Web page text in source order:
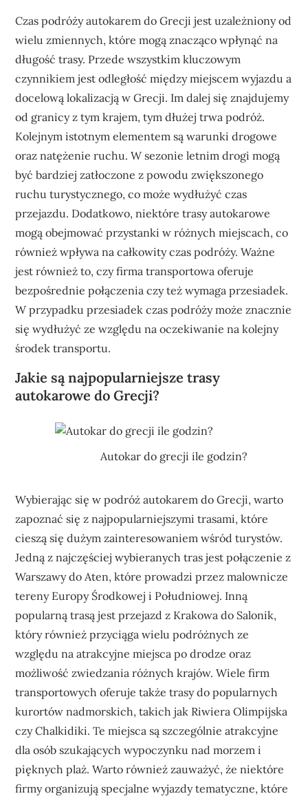
Czas podróży autokarem do Grecji jest uzależniony od
wielu zmiennych, które mogą znacząco wpłynąć na
długość trasy. Przede wszystkim kluczowym
czynnikiem jest odległość między miejscem wyjazdu a
docelową lokalizacją w Grecji. Im dalej się znajdujemy
od granicy z tym krajem, tym dłużej trwa podróż.
Kolejnym istotnym elementem są warunki drogowe
oraz natężenie ruchu. W sezonie letnim drogi mogą
być bardziej zatłoczone z powodu zwiększonego
ruchu turystycznego, co może wydłużyć czas
przejazdu. Dodatkowo, niektóre trasy autokarowe
mogą obejmować przystanki w różnych miejscach, co
również wpływa na całkowity czas podróży. Ważne
jest również to, czy firma transportowa oferuje
bezpośrednie połączenia czy też wymaga przesiadek.
W przypadku przesiadek czas podróży może znacznie
się wydłużyć ze względu na oczekiwanie na kolejny
środek transportu.
Jakie są najpopularniejsze trasy
autokarowe do Grecji?
Autokar do grecji ile godzin?
Wybierając się w podróż autokarem do Grecji, warto
zapoznać się z najpopularniejszymi trasami, które
cieszą się dużym zainteresowaniem wśród turystów.
Jedną z najczęściej wybieranych tras jest połączenie z
Warszawy do Aten, które prowadzi przez malownicze
tereny Europy Środkowej i Południowej. Inną
popularną trasą jest przejazd z Krakowa do Salonik,
który również przyciąga wielu podróżnych ze
względu na atrakcyjne miejsca po drodze oraz
możliwość zwiedzania różnych krajów. Wiele firm
transportowych oferuje także trasy do popularnych
kurortów nadmorskich, takich jak Riwiera Olimpijska
czy Chalkidiki. Te miejsca są szczególnie atrakcyjne
dla osób szukających wypoczynku nad morzem i
pięknych plaż. Warto również zauważyć, że niektóre
firmy organizują specjalne wyjazdy tematyczne, które